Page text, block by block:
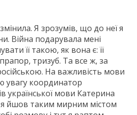
Я зрозумів, що до неї я
Війна подарувала мені
її такою, як вона є: її
тризуб. Та все ж, за
На важливість мови
увагу координатор
української мови Катерина
йшов таким мирним містом